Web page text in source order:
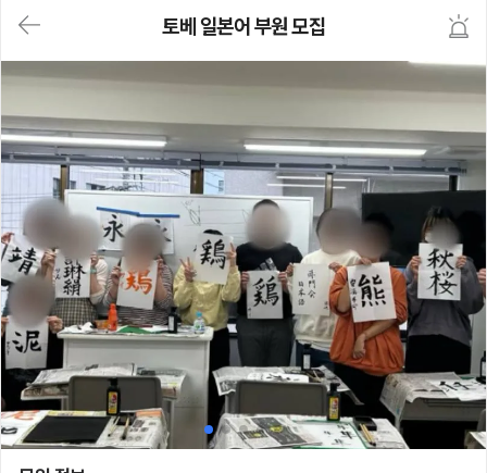
가
인,
모
임,
시
판,
내
모
임,
M
Y)
본
문
로
가
기
토베 일본어 부원 모집